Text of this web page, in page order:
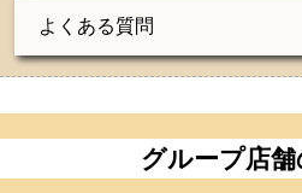
よくある質問
グループ店